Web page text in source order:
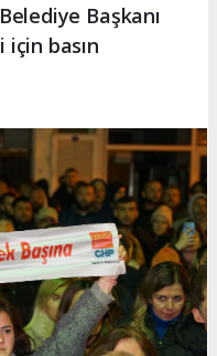
Başkanı
basın